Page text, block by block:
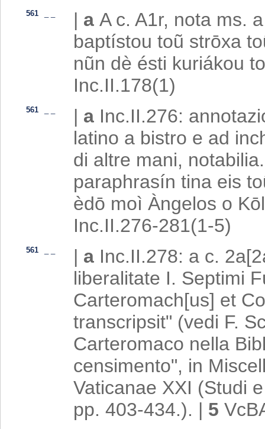
561 | a A c. A1r, nota ms.
baptístou toũ strōxa
nũn dè ésti kuriákou
Inc.II.178(1)
561 | a Inc.II.276:
latino a bistro e ad
di altre mani,
paraphrasín tina eis
èdō moì Àngelos o
Inc.II.276-281(1-5)
561 | a Inc.II.278: a c.
liberalitate I. Septimi
Carteromach[us] et
transcripsit" (vedi F.
Carteromaco nella
censimento", in
Vaticanae XXI (Studi
pp. 403-434.). | 5